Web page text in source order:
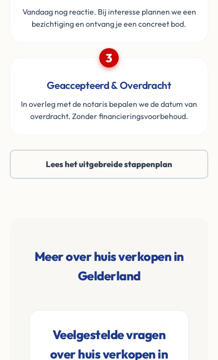
Vandaag nog reactie. Bij interesse plannen we een
bezichtiging en ontvang je een concreet bod.
3
Geaccepteerd & Overdracht
In overleg met de notaris bepalen we de datum van
overdracht. Zonder financieringsvoorbehoud.
Lees het uitgebreide stappenplan
Meer over huis verkopen in
Gelderland
Veelgestelde vragen
over huis verkopen in